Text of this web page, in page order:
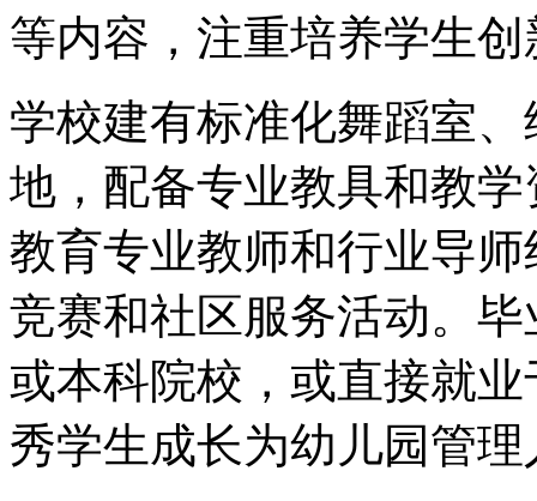
等内容，注重培养学生
学校建有标准化舞蹈室
地，配备专业教具和教
教育专业教师和行业导
竞赛和社区服务活动。
或本科院校，或直接就
秀学生成长为幼儿园管理